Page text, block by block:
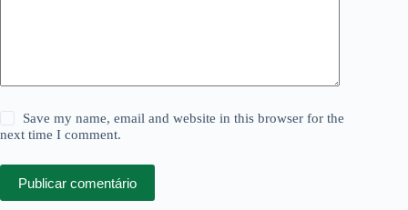
Save my name, email and website in this browser for the
next time I comment.
Publicar comentário